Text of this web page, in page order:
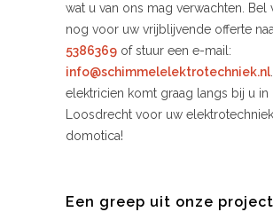
wat u van ons mag verwachten. Bel
nog voor uw vrijblijvende offerte
5386369 of stuur een e-mail:
info@schimmelelektrotechniek.nl
elektricien komt graag langs bij u in
Loosdrecht voor uw
domotica!
Een greep uit onze